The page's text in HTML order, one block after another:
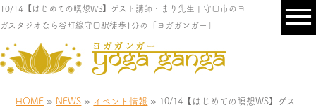
10/14【はじめての瞑想WS】ゲスト講師・まり先生 | 守口市のヨ
ガスタジオなら谷町線守口駅徒歩1分の「ヨガガンガー」
HOME » NEWS » イベント情報 » 10/14【はじめての瞑想WS】ゲス